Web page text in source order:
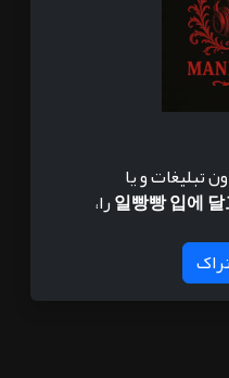
تبلیغات و یا
일빵빵 입에را،